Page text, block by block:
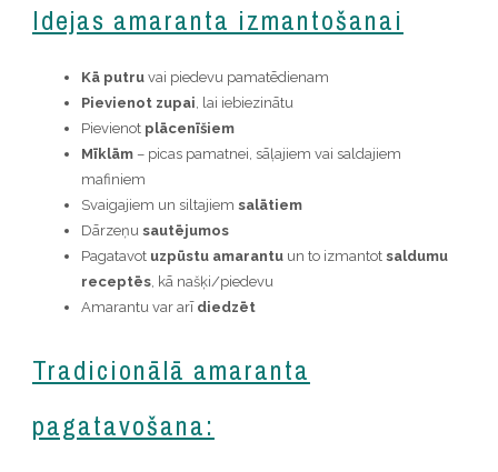
Idejas amaranta izmantošanai
Kā putruvai piedevu pamatēdienam
Pievienot zupai , lai iebiezinātu
Pievienot plācenīšiem
Mīklām– picas pamatnei, sāļajiem vai saldajiem
mafiniem
Svaigajiem un siltajiem salātiem
Dārzeņu sautējumos
Pagatavot uzpūstu amarantuun to izmantot saldumu
receptēs, kā našķi/piedevu
Amarantu var arī diedzēt
Tradicionālā amaranta
pagatavošana: